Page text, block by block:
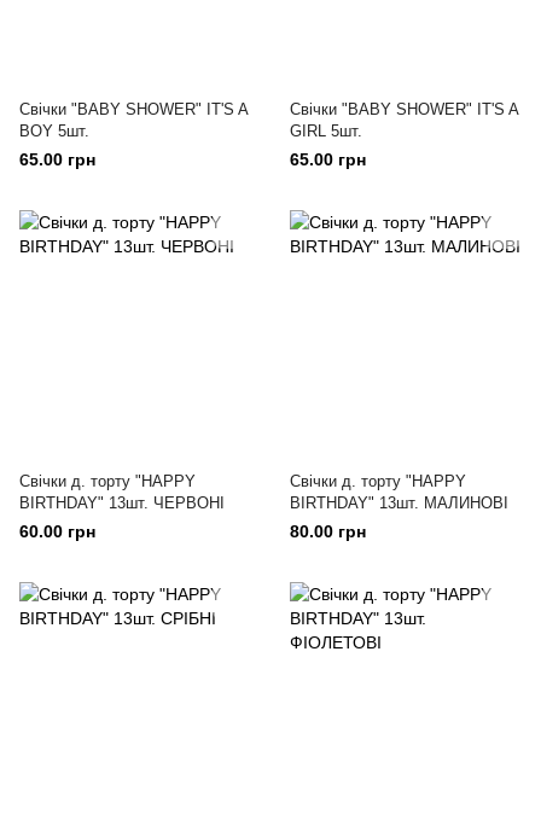
Свічки "BABY SHOWER" IT'S A
BOY 5шт.
65.00 грн
Свічки "BABY SHOWER" IT'S A
GIRL 5шт.
65.00 грн
Свічки д. торту "HAPPY
BIRTHDAY" 13шт. ЧЕРВОНІ
60.00 грн
Свічки д. торту "HAPPY
BIRTHDAY" 13шт. МАЛИНОВІ
80.00 грн